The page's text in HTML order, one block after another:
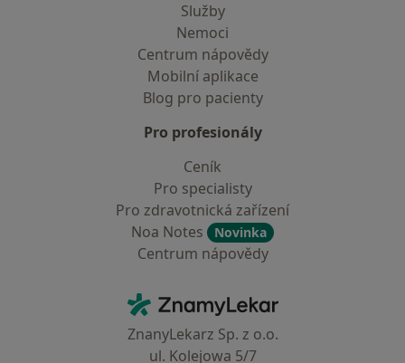
Služby
Nemoci
Centrum nápovědy
Mobilní aplikace
Blog pro pacienty
Pro profesionály
Ceník
Pro specialisty
Pro zdravotnická zařízení
Noa Notes
Novinka
Centrum nápovědy
ZnamyLekar - Hlavní stránka
ZnanyLekarz Sp. z o.o.
ul. Kolejowa 5/7